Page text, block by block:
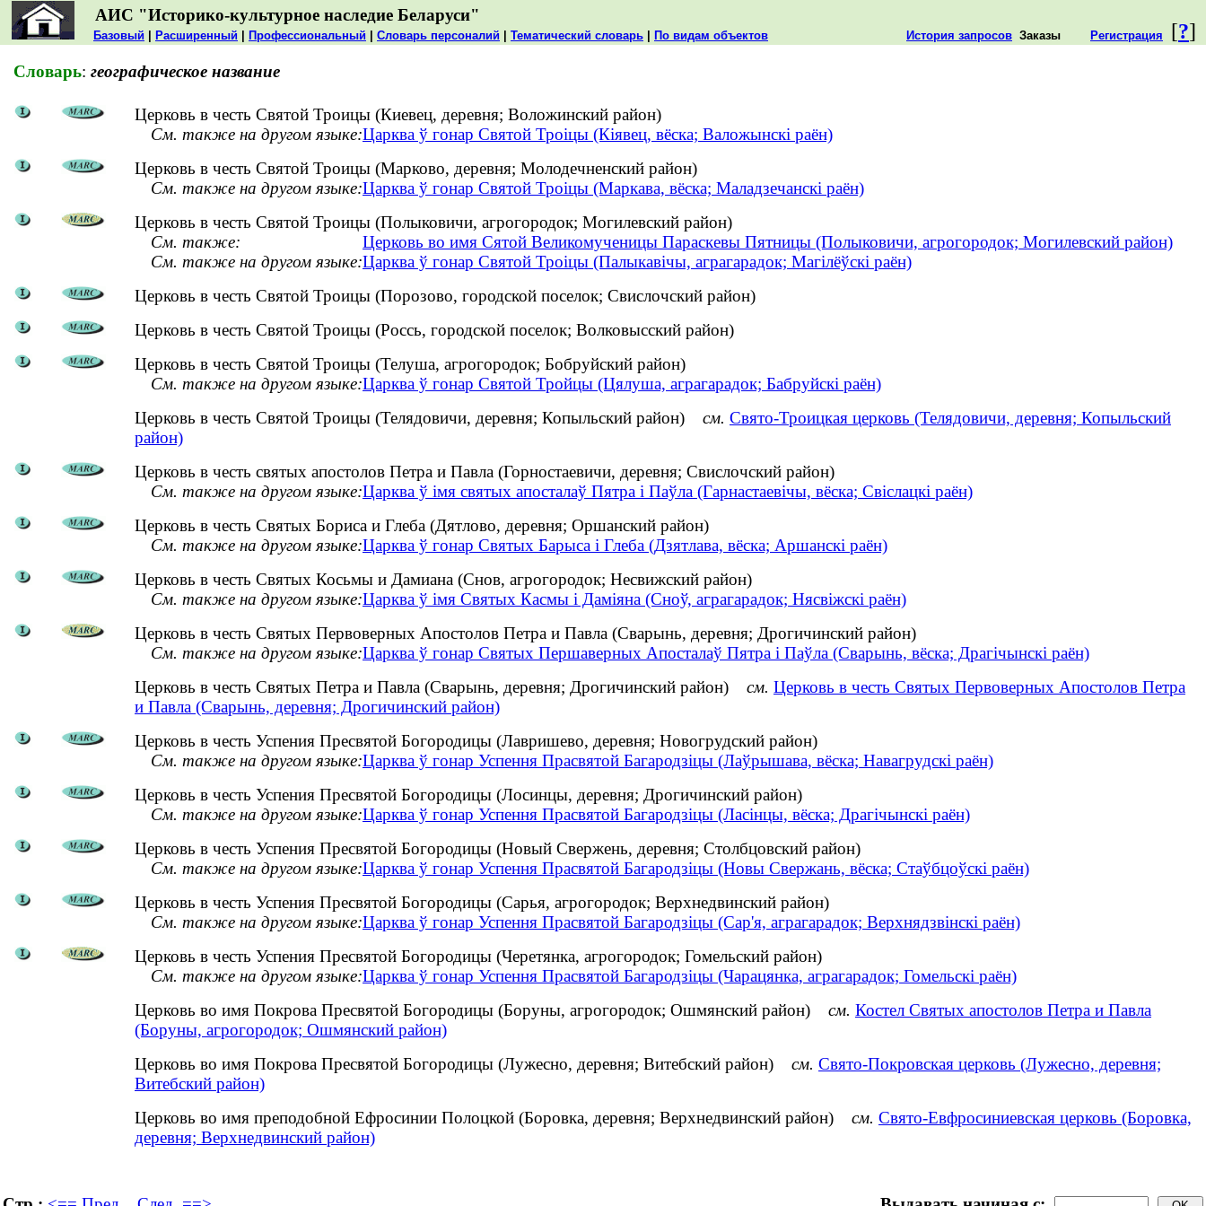
АИС "Историко-культурное наследие Беларуси"
[?]
Базовый Расширенный Профессиональный Словарь персоналий Тематический словарь По видам объектов История запросов Заказы Регистрация
Словарь: географическое название
Церковь в честь Святой Троицы (Киевец, деревня; Воложинский район)
См. также на другом языке:Царква ў гонар Святой Троіцы (Кіявец, вёска; Валожынскі раён)
Церковь в честь Святой Троицы (Марково, деревня; Молодечненский район)
См. также на другом языке:Царква ў гонар Святой Троіцы (Маркава, вёска; Маладзечанскі раён)
Церковь в честь Святой Троицы (Полыковичи, агрогородок; Могилевский район)
См. также:
Церковь во имя Сятой Великомученицы Параскевы Пятницы (Полыковичи, агрогородок; Могилевский район)
См. также на другом языке:Царква ў гонар Святой Троіцы (Палыкавічы, аграгарадок; Магілёўскі раён)
Церковь в честь Святой Троицы (Порозово, городской поселок; Свислочский район)
Церковь в честь Святой Троицы (Россь, городской поселок; Волковысский район)
Церковь в честь Святой Троицы (Телуша, агрогородок; Бобруйский район)
См. также на другом языке:Царква ў гонар Святой Тройцы (Цялуша, аграгарадок; Бабруйскі раён)
Церковь в честь Святой Троицы (Телядовичи, деревня; Копыльский район) см. Свято-Троицкая церковь (Телядовичи, деревня; Копыльский
район)
Церковь в честь святых апостолов Петра и Павла (Горностаевичи, деревня; Свислочский район)
См. также на другом языке:Царква ў імя святых апосталаў Пятра і Паўла (Гарнастаевічы, вёска; Свіслацкі раён)
Церковь в честь Святых Бориса и Глеба (Дятлово, деревня; Оршанский район)
См. также на другом языке:Царква ў гонар Святых Барыса і Глеба (Дзятлава, вёска; Аршанскі раён)
Церковь в честь Святых Косьмы и Дамиана (Снов, агрогородок; Несвижский район)
См. также на другом языке:Царква ў імя Святых Касмы і Даміяна (Сноў, аграгарадок; Нясвіжскі раён)
Церковь в честь Святых Первоверных Апостолов Петра и Павла (Сварынь, деревня; Дрогичинский район)
См. также на другом языке:Царква ў гонар Святых Першаверных Апосталаў Пятра і Паўла (Сварынь, вёска; Драгічынскі раён)
Церковь в честь Святых Петра и Павла (Сварынь, деревня; Дрогичинский район) см. Церковь в честь Святых Первоверных Апостолов Петра
и Павла (Сварынь, деревня; Дрогичинский район)
Церковь в честь Успения Пресвятой Богородицы (Лавришево, деревня; Новогрудский район)
См. также на другом языке:Царква ў гонар Успення Прасвятой Багародзіцы (Лаўрышава, вёска; Навагрудскі раён)
Церковь в честь Успения Пресвятой Богородицы (Лосинцы, деревня; Дрогичинский район)
См. также на другом языке:Царква ў гонар Успення Прасвятой Багародзіцы (Ласінцы, вёска; Драгічынскі раён)
Церковь в честь Успения Пресвятой Богородицы (Новый Свержень, деревня; Столбцовский район)
См. также на другом языке:Царква ў гонар Успення Прасвятой Багародзіцы (Новы Свержань, вёска; Стаўбцоўскі раён)
Церковь в честь Успения Пресвятой Богородицы (Сарья, агрогородок; Верхнедвинский район)
См. также на другом языке:Царква ў гонар Успення Прасвятой Багародзіцы (Сар'я, аграгарадок; Верхнядзвінскі раён)
Церковь в честь Успения Пресвятой Богородицы (Черетянка, агрогородок; Гомельский район)
См. также на другом языке:Царква ў гонар Успення Прасвятой Багародзіцы (Чарацянка, аграгарадок; Гомельскі раён)
Церковь во имя Покрова Пресвятой Богородицы (Боруны, агрогородок; Ошмянский район) см. Костел Святых апостолов Петра и Павла
(Боруны, агрогородок; Ошмянский район)
Церковь во имя Покрова Пресвятой Богородицы (Лужесно, деревня; Витебский район) см. Свято-Покровская церковь (Лужесно, деревня;
Витебский район)
Церковь во имя преподобной Ефросинии Полоцкой (Боровка, деревня; Верхнедвинский район) см. Свято-Евфросиниевская церковь (Боровка,
деревня; Верхнедвинский район)